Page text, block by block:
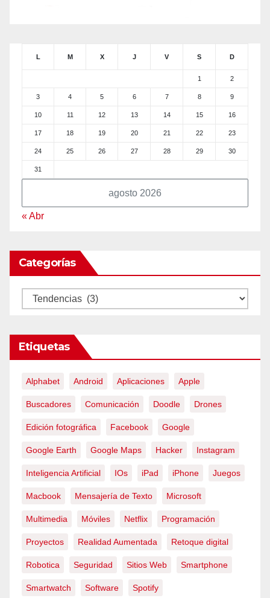
agosto 2026
L M X J V S D
1 2
3 4 5 6 7 8 9
10 11 12 13 14 15 16
17 18 19 20 21 22 23
24 25 26 27 28 29 30
31
« Abr
Categorías
Categorías
Etiquetas
Alphabet Android Aplicaciones Apple
Buscadores Comunicación Doodle Drones
Edición fotográfica Facebook Google
Google Earth Google Maps Hacker Instagram
Inteligencia Artificial IOs iPad iPhone Juegos
Macbook Mensajería de Texto Microsoft
Multimedia Móviles Netflix Programación
Proyectos Realidad Aumentada Retoque digital
Robotica Seguridad Sitios Web Smartphone
Smartwatch Software Spotify